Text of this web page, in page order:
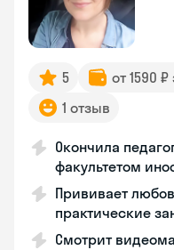
5 от 1590
1 отзыв
Окончила
факультетом
Прививает
практические
Смотрит